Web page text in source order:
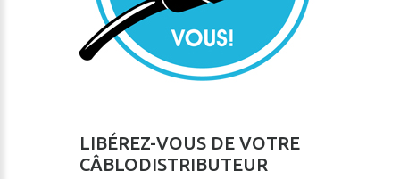
LIBÉREZ-VOUS DE VOTRE
CÂBLODISTRIBUTEUR